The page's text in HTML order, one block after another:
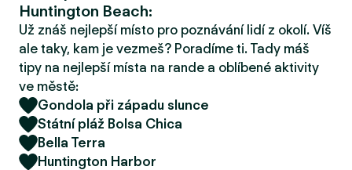
r
u
Huntington Beach:
Už znáš nejlepší místo pro poznávání lidí z okolí. Víš
ale taky, kam je vezmeš? Poradíme ti. Tady máš
tipy na nejlepší místa na rande a oblíbené aktivity
ve městě:
Gondola při západu slunce
Státní pláž Bolsa Chica
Bella Terra
Huntington Harbor